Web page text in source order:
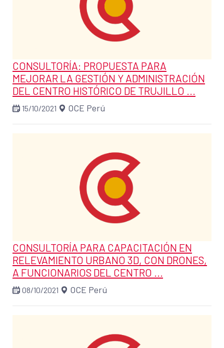
CONSULTORÍA: PROPUESTA PARA
MEJORAR LA GESTIÓN Y ADMINISTRACIÓN
DEL CENTRO HISTÓRICO DE TRUJILLO ...
15/10/2021 OCE Perú
CONSULTORÍA PARA CAPACITACIÓN EN
RELEVAMIENTO URBANO 3D, CON DRONES,
A FUNCIONARIOS DEL CENTRO ...
08/10/2021 OCE Perú